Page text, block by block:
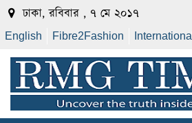
ঢাকা, রবিবার , ৭ মে ২০১৭
English Fibre2Fashion International